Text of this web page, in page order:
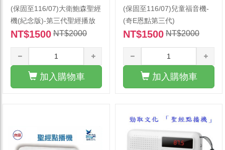
(保固至116/07)大衛鮑森聖經
機(紀念版)-第三代聖經播放
器
NT$1500 NT$2000
加入購物車
(保固至116/07)兒童福音機-
(奇E恩點第三代)
NT$1500 NT$2000
加入購物車